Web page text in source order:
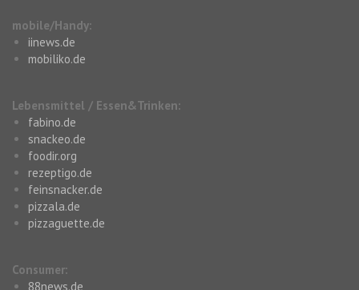
mobile/Handy:
iinews.de
mobiliko.de
Lebensmittel / Essen&Trinken:
fabino.de
snackeo.de
foodir.org
rezeptigo.de
feinsnacker.de
pizzala.de
pizzaguette.de
Consumer:
88news.de